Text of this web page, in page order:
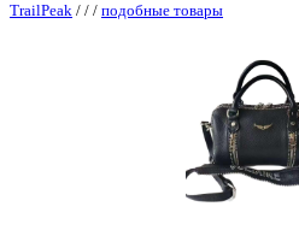
TrailPeak / / / подобные товары